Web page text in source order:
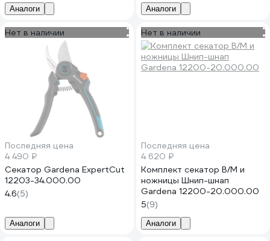
Аналоги Аналоги
Нет в наличии
Последняя цена
4 490 ₽
Секатор Gardena ExpertCut
12203-34.000.00
4.6(5)
Аналоги
Нет в наличии
Последняя цена
4 620 ₽
Комплект секатор B/M и
ножницы Шнип-шнап
Gardena 12200-20.000.00
5(9)
Аналоги